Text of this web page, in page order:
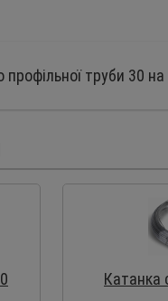
профільної труби 30
Катанка